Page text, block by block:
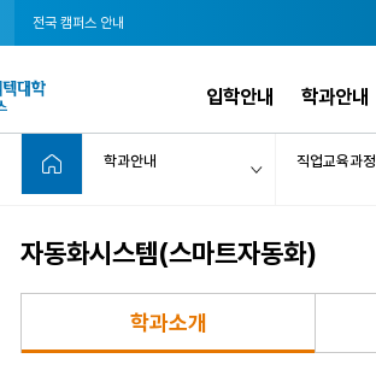
전국 캠퍼스 안내
입학안내 학과안내
학과안내 직업교육과정
자동화시스템(스마트자동화)
학과소개